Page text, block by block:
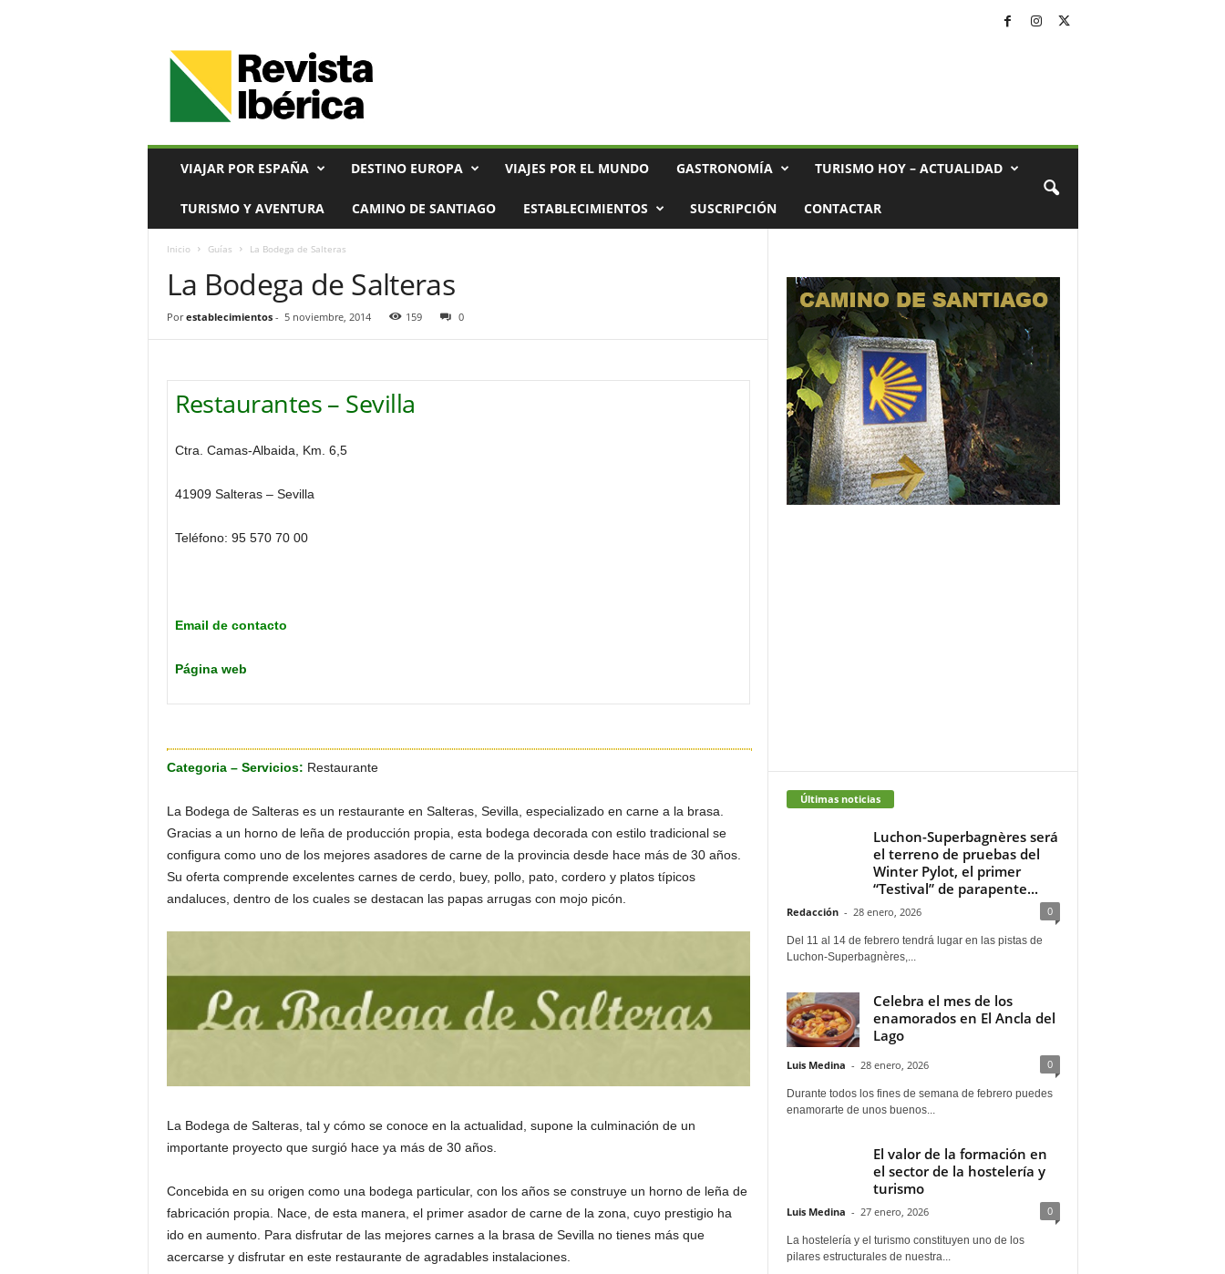
VIAJAR POR ESPAÑA DESTINO EUROPA VIAJES POR EL MUNDO GASTRONOMÍA TURISMO HOY – ACTUALIDAD
TURISMO Y AVENTURA CAMINO DE SANTIAGO ESTABLECIMIENTOS SUSCRIPCIÓN CONTACTAR
Inicio Guías La Bodega de Salteras
La Bodega de Salteras
Por establecimientos- 5 noviembre, 2014 159 0
Restaurantes – Sevilla
Ctra. Camas-Albaida, Km. 6,5
41909 Salteras – Sevilla
Teléfono: 95 570 70 00
Email de contacto
Página web
Categoria – Servicios: Restaurante
La Bodega de Salteras es un restaurante en Salteras, Sevilla, especializado en carne a la brasa.
Gracias a un horno de leña de producción propia, esta bodega decorada con estilo tradicional se
configura como uno de los mejores asadores de carne de la provincia desde hace más de 30 años.
Su oferta comprende excelentes carnes de cerdo, buey, pollo, pato, cordero y platos típicos
andaluces, dentro de los cuales se destacan las papas arrugas con mojo picón.
La Bodega de Salteras, tal y cómo se conoce en la actualidad, supone la culminación de un
importante proyecto que surgió hace ya más de 30 años.
Concebida en su origen como una bodega particular, con los años se construye un horno de leña de
fabricación propia. Nace, de esta manera, el primer asador de carne de la zona, cuyo prestigio ha
ido en aumento. Para disfrutar de las mejores carnes a la brasa de Sevilla no tienes más que
acercarse y disfrutar en este restaurante de agradables instalaciones.
Últimas noticias
Luchon-Superbagnères será
el terreno de pruebas del
Winter Pylot, el primer
“Testival” de parapente...
Redacción - 28 enero, 2026 0
Del 11 al 14 de febrero tendrá lugar en las pistas de
Luchon-Superbagnères,...
Celebra el mes de los
enamorados en El Ancla del
Lago
Luis Medina - 28 enero, 2026 0
Durante todos los fines de semana de febrero puedes
enamorarte de unos buenos...
El valor de la formación en
el sector de la hostelería y
turismo
Luis Medina - 27 enero, 2026 0
La hostelería y el turismo constituyen uno de los
pilares estructurales de nuestra...